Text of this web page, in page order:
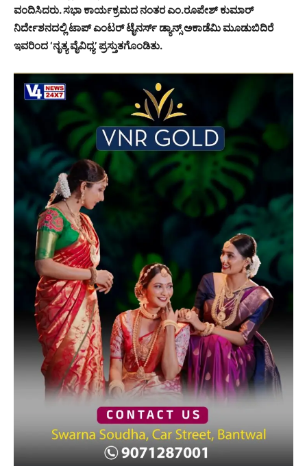
ವಂದಿಸಿದರು. ಸಭಾ ಕಾರ್ಯಕ್ರಮದ ನಂತರ ಎಂ.ರೂಪೇಶ್ ಕುಮಾರ್
ನಿರ್ದೇಶನದಲ್ಲಿ ಟಾಪ್ ಎಂಟರ್ ಟೈನರ್ಸ್ ಡ್ಯಾನ್ಸ್ ಅಕಾಡೆಮಿ ಮೂಡುಬಿದಿರೆ
ಇವರಿಂದ ‘ನೃತ್ಯ ವೈವಿಧ್ಯ’ ಪ್ರಸ್ತುತಗೊಂಡಿತು.